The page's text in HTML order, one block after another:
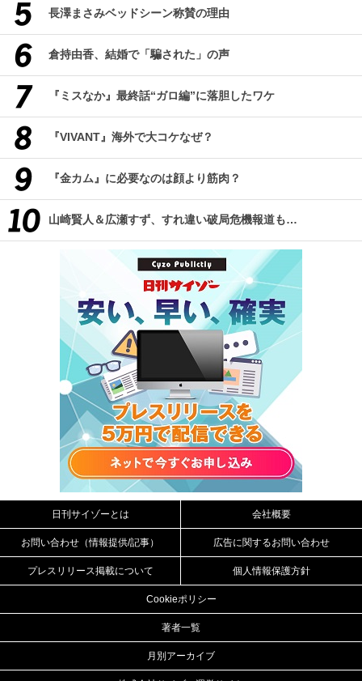
長澤まさみベッドシーン称賛の理由
倉持由香、結婚で「騙された」の声
『ミスなか』最終話“ガロ編”に落胆したワケ
『VIVANT』海外で大コケなぜ？
『金カム』に必要なのは顔より筋肉？
山崎賢人＆広瀬すず、すれ違い破局危機報道も…
日刊サイゾーとは 会社概要
お問い合わせ（情報提供/記事） 広告に関するお問い合わせ
プレスリリース掲載について 個人情報保護方針
Cookieポリシー
著者一覧
月別アーカイブ